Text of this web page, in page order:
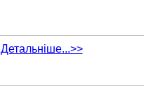
Детальніше...>>